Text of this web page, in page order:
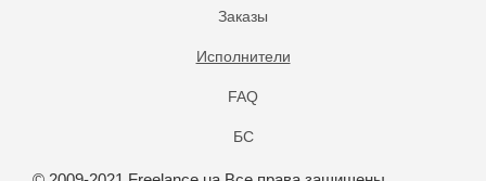
Заказы
Исполнители
FAQ
БС